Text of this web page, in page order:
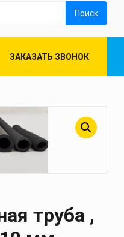
ЗАКАЗАТЬ ЗВОНОК
труба ,